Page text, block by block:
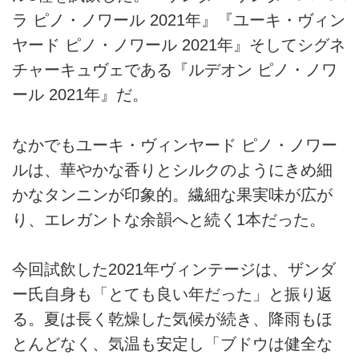
ラ ピノ・ノワール 2021年』『ユーキ・ヴィン
ヤード ピノ・ノワール 2021年』そしてシグネ
チャーキュヴェである『ルデオン ピノ・ノワ
ール 2021年』だ。
なかでもユーキ・ヴィンヤード ピノ・ノワー
ルは、華やかな香りとシルクのようにきめ細
かなタンニンが印象的。繊細な果実味が広が
り、エレガントな余韻へと続く1本だった。
今回試飲した2021年ヴィンテージは、ザンダ
ー氏自身も「とても良い年だった」と振り返
る。夏は長く乾燥した気候が続き、降雨もほ
とんどなく、気温も安定し「ブドウは健全な